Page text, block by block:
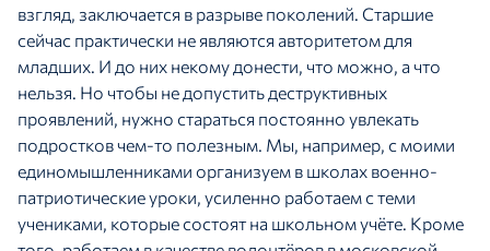
взгляд, заключается в разрыве поколений. Старшие
сейчас практически не являются авторитетом для
младших. И до них некому донести, что можно, а что
нельзя. Но чтобы не допустить деструктивных
проявлений, нужно стараться постоянно увлекать
подростков чем-то полезным. Мы, например, с моими
единомышленниками организуем в школах военно-
патриотические уроки, усиленно работаем с теми
учениками, которые состоят на школьном учёте. Кроме